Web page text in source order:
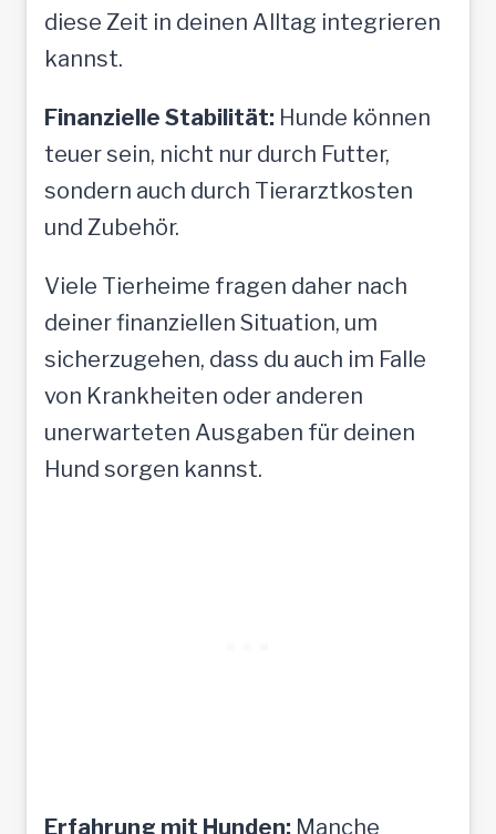
diese Zeit in deinen Alltag integrieren
kannst.
Finanzielle Stabilität: Hunde können
teuer sein, nicht nur durch Futter,
sondern auch durch Tierarztkosten
und Zubehör.
Viele Tierheime fragen daher nach
deiner finanziellen Situation, um
sicherzugehen, dass du auch im Falle
von Krankheiten oder anderen
unerwarteten Ausgaben für deinen
Hund sorgen kannst.
Erfahrung mit Hunden: Manche